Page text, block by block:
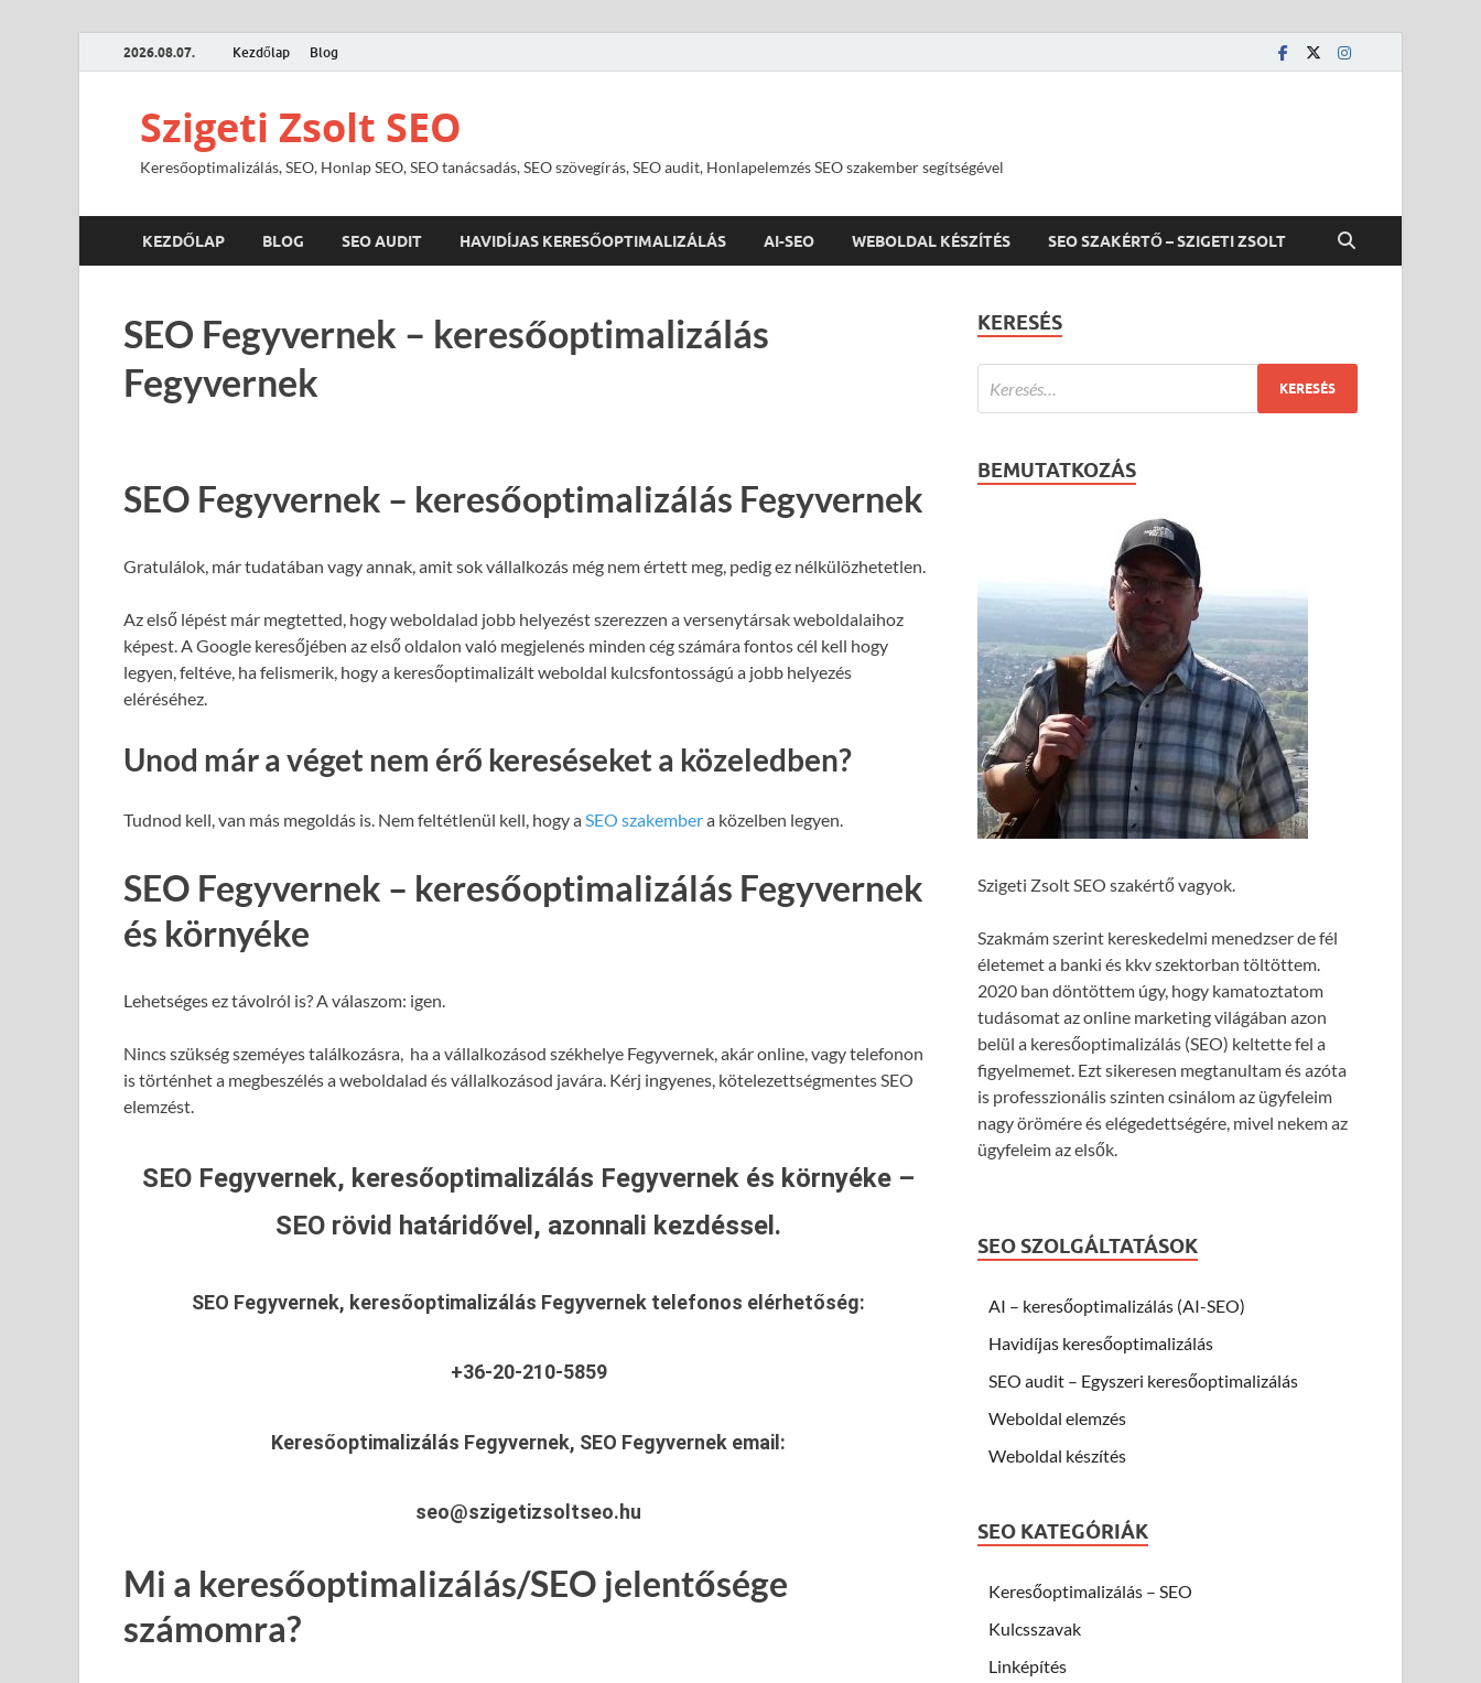
2026.08.07. Kezdőlap Blog
Szigeti Zsolt SEO
Keresőoptimalizálás, SEO, Honlap SEO, SEO tanácsadás, SEO szövegírás, SEO audit, Honlapelemzés SEO szakember segítségével
KEZDŐLAP BLOG SEO AUDIT HAVIDÍJAS KERESŐOPTIMALIZÁLÁS AI-SEO WEBOLDAL KÉSZÍTÉS SEO SZAKÉRTŐ – SZIGETI ZSOLT
SEO Fegyvernek – keresőoptimalizálás
Fegyvernek
SEO Fegyvernek – keresőoptimalizálás Fegyvernek
Gratulálok, már tudatában vagy annak, amit sok vállalkozás még nem értett meg, pedig ez nélkülözhetetlen.
Az első lépést már megtetted, hogy weboldalad jobb helyezést szerezzen a versenytársak weboldalaihoz
képest. A Google keresőjében az első oldalon való megjelenés minden cég számára fontos cél kell hogy
legyen, feltéve, ha felismerik, hogy a keresőoptimalizált weboldal kulcsfontosságú a jobb helyezés
eléréséhez.
Unod már a véget nem érő kereséseket a közeledben?
Tudnod kell, van más megoldás is. Nem feltétlenül kell, hogy aSEO szakembera közelben legyen.
SEO Fegyvernek – keresőoptimalizálás Fegyvernek
és környéke
Lehetséges ez távolról is? A válaszom: igen.
Nincs szükség szeméyes találkozásra, ha a vállalkozásod székhelye Fegyvernek, akár online, vagy telefonon
is történhet a megbeszélés a weboldalad és vállalkozásod javára. Kérj ingyenes, kötelezettségmentes SEO
elemzést.
SEO Fegyvernek, keresőoptimalizálás Fegyvernek és környéke –
SEO rövid határidővel, azonnali kezdéssel.
SEO Fegyvernek, keresőoptimalizálás Fegyvernek telefonos elérhetőség:
+36-20-210-5859
Keresőoptimalizálás Fegyvernek, SEO Fegyvernek email:
seo@szigetizsoltseo.hu
Mi a keresőoptimalizálás/SEO jelentősége
számomra?
KERESÉS
BEMUTATKOZÁS
Szigeti Zsolt SEO szakértő vagyok.
Szakmám szerint kereskedelmi menedzser de fél
életemet a banki és kkv szektorban töltöttem.
2020 ban döntöttem úgy, hogy kamatoztatom
tudásomat az online marketing világában azon
belül a keresőoptimalizálás (SEO) keltette fel a
figyelmemet. Ezt sikeresen megtanultam és azóta
is professzionális szinten csinálom az ügyfeleim
nagy örömére és elégedettségére, mivel nekem az
ügyfeleim az elsők.
SEO SZOLGÁLTATÁSOK
AI – keresőoptimalizálás (AI-SEO)
Havidíjas keresőoptimalizálás
SEO audit – Egyszeri keresőoptimalizálás
Weboldal elemzés
Weboldal készítés
SEO KATEGÓRIÁK
Keresőoptimalizálás – SEO
Kulcsszavak
Linképítés